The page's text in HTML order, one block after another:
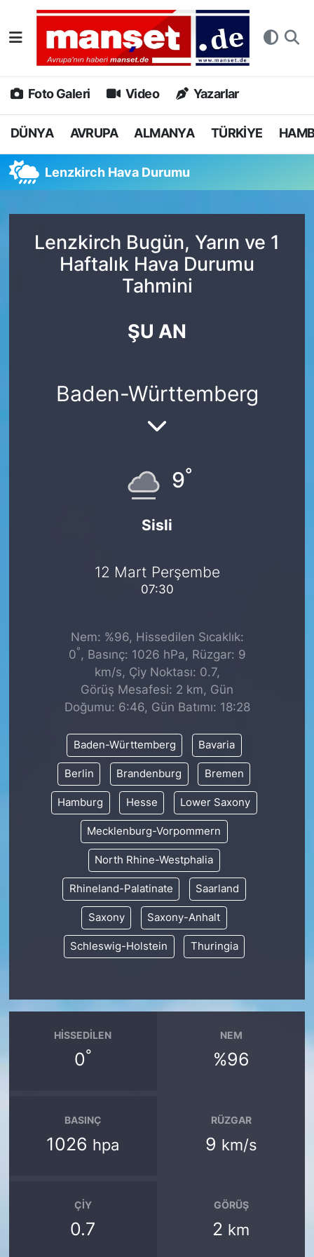
Foto Galeri Video Yazarlar
DÜNYA AVRUPA ALMANYA TÜRKİYE
Lenzkirch Hava Durumu
Lenzkirch Bugün, Yarın ve 1
Haftalık Hava Durumu
Tahmini
ŞU AN
Baden-Württemberg
9°
Sisli
12 Mart Perşembe
07:30
Nem: %96, Hissedilen Sıcaklık:
0° , Basınç: 1026 hPa, Rüzgar: 9
km/s, Çiy Noktası: 0.7,
Görüş Mesafesi: 2 km, Gün
Doğumu: 6:46, Gün Batımı: 18:28
Baden-Württemberg Bavaria
Berlin Brandenburg Bremen
Hamburg Hesse Lower Saxony
Mecklenburg-Vorpommern
North Rhine-Westphalia
Rhineland-Palatinate Saarland
Saxony Saxony-Anhalt
Schleswig-Holstein Thuringia
HISSEDILEN
0°
NEM
%96
BASINÇ
1026 hpa
RÜZGAR
9 km/s
ÇIY
0.7
GÖRÜŞ
2 km
DÜNYA
AVRUPA
ALMANYA
SPOR
DEUTSCH
Nöbetçi Eczaneler
Hava Durumu
Namaz Vakitleri
Tüm Manşetler
Son Dakika Haberleri